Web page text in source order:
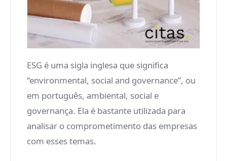
ESG é uma sigla inglesa que significa
“environmental, social and governance”, ou
em português, ambiental, social e
governança. Ela é bastante utilizada para
analisar o comprometimento das empresas
com esses temas.